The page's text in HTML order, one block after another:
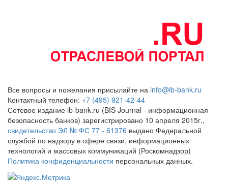
Все вопросы и пожелания присылайте на info@ib-bank.ru
Контактный телефон: +7 (495) 921-42-44
Сетевое издание ib-bank.ru (BIS Journal - информационная
безопасность банков) зарегистрировано 10 апреля 2015г.,
свидетельство ЭЛ № ФС 77 - 61376 выдано Федеральной
службой по надзору в сфере связи, информационных
технологий и массовых коммуникаций (Роскомнадзор)
Политика конфиденциальности персональных данных.